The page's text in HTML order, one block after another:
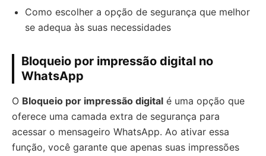
Como escolher a opção de segurança que melhor
se adequa às suas necessidades
Bloqueio por impressão digital no
WhatsApp
O Bloqueio por impressão digital é uma opção que
oferece uma camada extra de segurança para
acessar o mensageiro WhatsApp. Ao ativar essa
função, você garante que apenas suas impressões